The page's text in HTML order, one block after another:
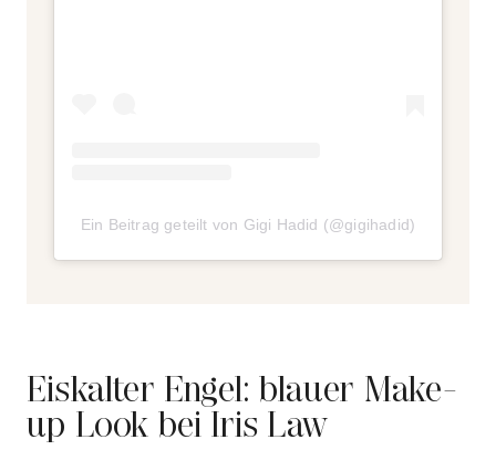
Ein Beitrag geteilt von Gigi Hadid (@gigihadid)
Eiskalter Engel: blauer Make-
up Look bei Iris Law